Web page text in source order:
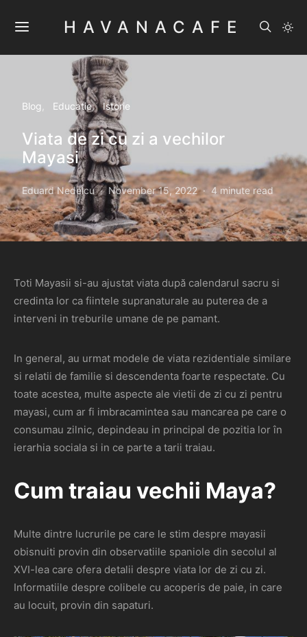
HAVANACAFE
Blog Educatie Istorie
Viata de zi cu zi a vechilor
Mayasi
Eduard Nedelcu November 15, 2022 4 minute read
Toti Mayasii si-au ajustat viata după calendarul sacru si
credinta lor ca fiintele supranaturale au puterea de a
interveni in treburile umane de pe pamant.
In general, au urmat modele de viata rezidentiale similare
si relatii de familie si descendenta foarte respectate. Cu
toate acestea, multe aspecte ale vietii de zi cu zi pentru
mayasi, cum ar fi imbracamintea sau mancarea pe care o
consumau zilnic, depindeau in principal de pozitia lor în
ierarhia sociala si in ce parte a tarii traiau.
Cum traiau vechii Maya?
Multe dintre lucrurile pe care le stim despre mayasii
obisnuiti provin din observatiile spaniole din secolul al
XVI-lea care ofera detalii despre viata lor de zi cu zi.
Informatiile despre colibele cu acoperis de paie, in care
au locuit, provin din sapaturi.